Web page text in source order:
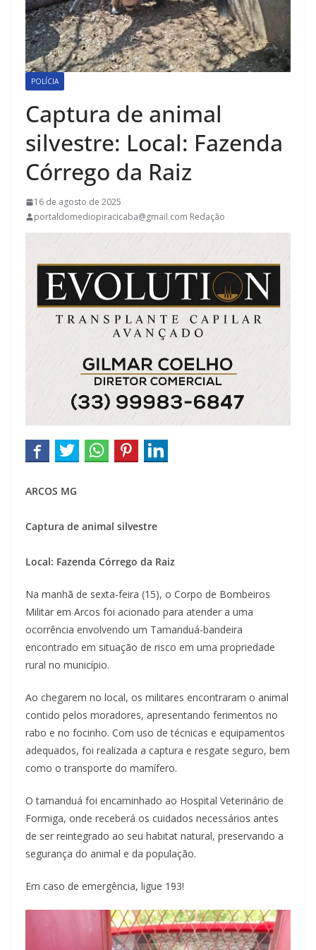
POLÍCIA
Captura de animal
silvestre: Local: Fazenda
Córrego da Raiz
16 de agosto de 2025
portaldomediopiracicaba@gmail.com Redação
ARCOS MG
Captura de animal silvestre
Local: Fazenda Córrego da Raiz
Na manhã de sexta-feira (15), o Corpo de Bombeiros
Militar em Arcos foi acionado para atender a uma
ocorrência envolvendo um Tamanduá-bandeira
encontrado em situação de risco em uma propriedade
rural no município.
Ao chegarem no local, os militares encontraram o animal
contido pelos moradores, apresentando ferimentos no
rabo e no focinho. Com uso de técnicas e equipamentos
adequados, foi realizada a captura e resgate seguro, bem
como o transporte do mamífero.
O tamanduá foi encaminhado ao Hospital Veterinário de
Formiga, onde receberá os cuidados necessários antes
de ser reintegrado ao seu habitat natural, preservando a
segurança do animal e da população.
Em caso de emergência, ligue 193!